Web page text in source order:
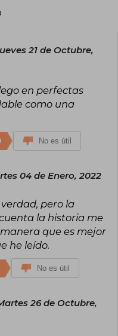
21 de Octubre,
en perfectas
como una
No es útil
04 de Enero, 2022
pero la
la historia me
que es mejor
he leído.
No es útil
26 de Octubre,